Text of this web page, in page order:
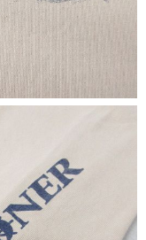
L XL
L XL
L XL